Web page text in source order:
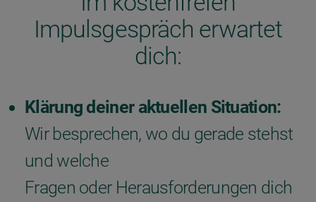
Impulsgespräch erwartet
dich:
Klärung deiner aktuellen Situation:
Wir besprechen, wo du gerade stehst
und welche
Fragen oder Herausforderungen dich